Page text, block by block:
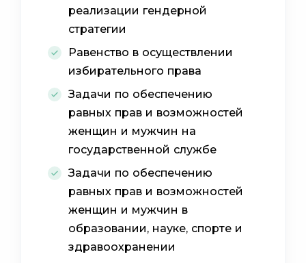
реализации гендерной
стратегии
Равенство в осуществлении
избирательного права
Задачи по обеспечению
равных прав и возможностей
женщин и мужчин на
государственной службе
Задачи по обеспечению
равных прав и возможностей
женщин и мужчин в
образовании, науке, спорте и
здравоохранении